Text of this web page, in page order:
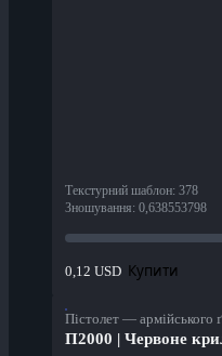
Текстурний шаблон: 378
Зношування: 0,638553798
0,12 USD Купити
Пістолет — армійського
П2000 | Червоне